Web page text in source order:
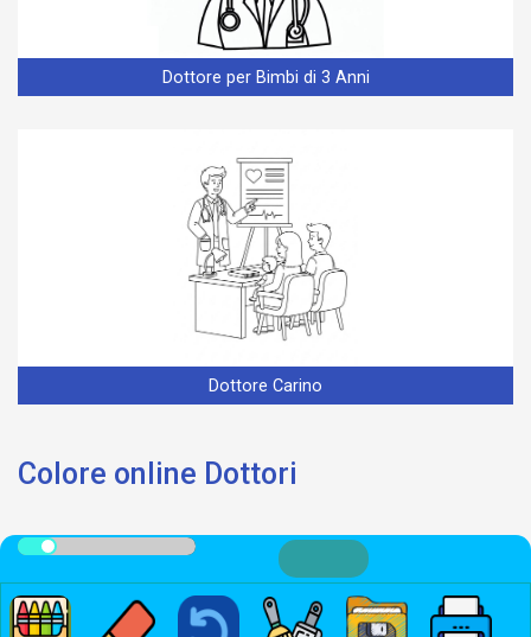
Dottore per Bimbi di 3 Anni
Dottore Carino
Colore online Dottori